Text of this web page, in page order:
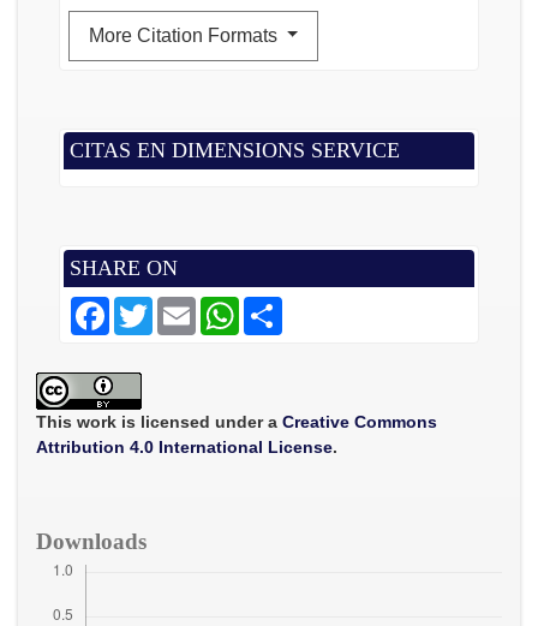
More Citation Formats
CITAS EN DIMENSIONS SERVICE
SHARE ON
F
a
b
o
o
k
T
w
r
E
m
W
p
p
S
This work is licensed under a Creative Commons
Attribution 4.0 International License.
Downloads